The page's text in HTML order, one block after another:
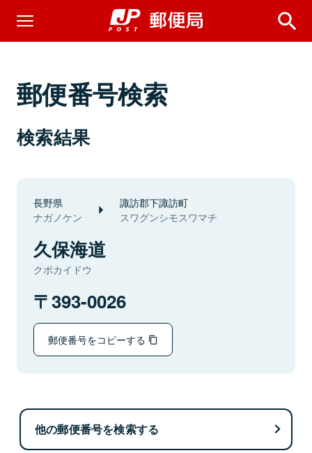
郵便番号検索
検索結果
長野県
ナガノケン
諏訪郡下諏訪町
スワグンシモスワマチ
久保海道
クボカイドウ
393-0026
郵便番号をコピーする
他の郵便番号を検索する